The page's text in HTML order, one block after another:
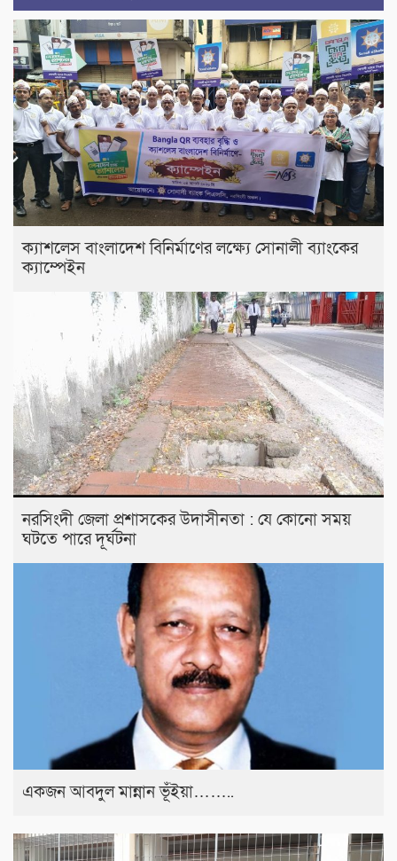
ক্যাশলেস বাংলাদেশ বিনির্মাণের লক্ষ্যে সোনালী ব্যাংকের
ক্যাম্পেইন
নরসিংদী জেলা প্রশাসকের উদাসীনতা : যে কোনো সময়
ঘটতে পারে দূর্ঘটনা
একজন আবদুল মান্নান ভূঁইয়া……..